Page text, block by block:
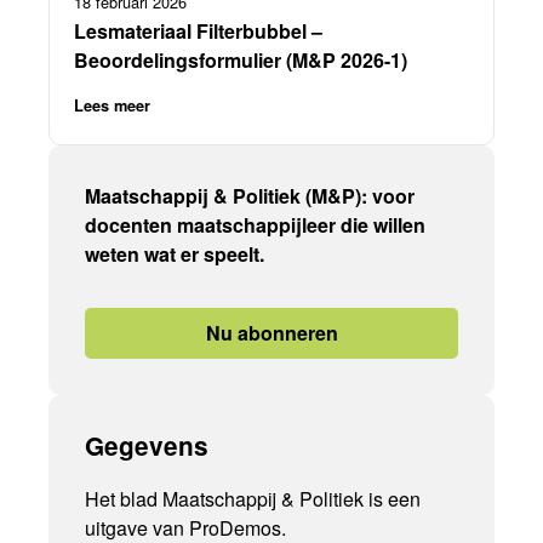
Lesmateriaal Filterbubbel –
Beoordelingsformulier (M&P 2026-1)
Lees meer
Maatschappij & Politiek (M&P): voor
docenten maatschappijleer die willen
weten wat er speelt.
Nu abonneren
Gegevens
Het blad Maatschappij & Politiek is een
uitgave van ProDemos.